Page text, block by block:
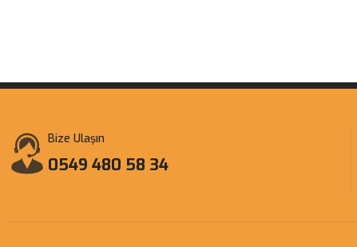
Bize Ulaşın
0549 480 58 34